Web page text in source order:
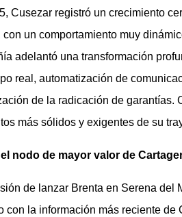
Cusezar registró un crecimiento
con un comportamiento muy
adelantó una transformación
real, automatización de
de la radicación de garantías.
más sólidos y exigentes de su
nodo de mayor valor de
de lanzar Brenta en Serena del
con la información más reciente